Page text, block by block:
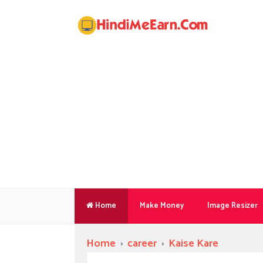
Home Make Money Image Resizer
Home › career › Kaise Kare